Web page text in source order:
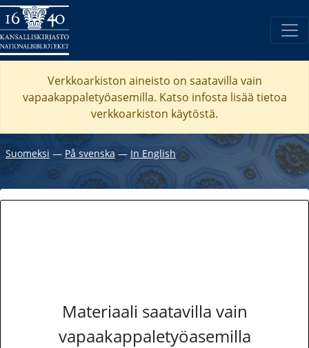
Verkkoarkiston aineisto on saatavilla vain
vapaakappaletyöasemilla. Katso infosta lisää tietoa
verkkoarkiston käytöstä.
Suomeksi ― På svenska― In English
Materiaali saatavilla vain
vapaakappaletyöasemilla